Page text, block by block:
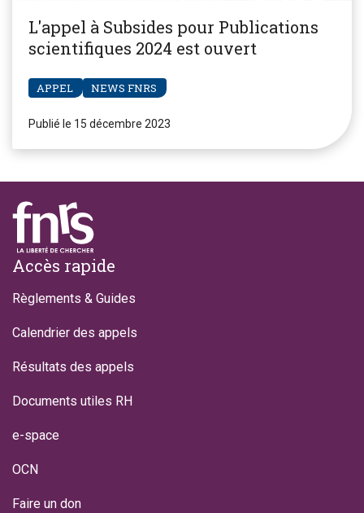
L'appel à Subsides pour Publications
scientifiques 2024 est ouvert
APPEL NEWS FNRS
Publié le 15 décembre 2023
Footer
Accès rapide
Règlements & Guides
Calendrier des appels
Résultats des appels
Documents utiles RH
e-space
OCN
Faire un don